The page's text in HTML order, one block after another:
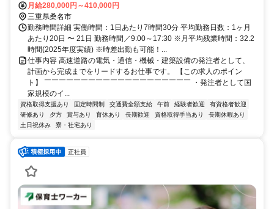
月給280,000円～410,000円
三重県桑名市
勤務時間詳細 実働時間：1日あたり7時間30分 平均勤務日数：1ヶ月
あたり20日 〜 21日 勤務時間／9:00～17:30 ※月平均残業時間：32.2
時間(2025年度実績) ※時差出勤も可能！...
仕事内容 高速道路の電気・通信・機械・建築設備の発注者として、
計画から完成までをリードするお仕事です。 【この求人のポイン
ト】 ￣￣￣￣￣￣￣￣￣￣￣￣￣￣￣￣￣￣￣￣ ・発注者として国
家規模のイ...
資格取得支援あり 固定時間制 交通費全額支給 午前 経験者歓迎
有資格者歓迎
研修あり
夕方 賞与あり 育休あり 長期歓迎 資格取得手当あり
長期休暇あり
土日祝休み
寮・社宅あり
正社員